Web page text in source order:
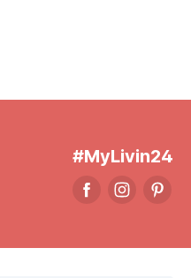
#MyLivin24